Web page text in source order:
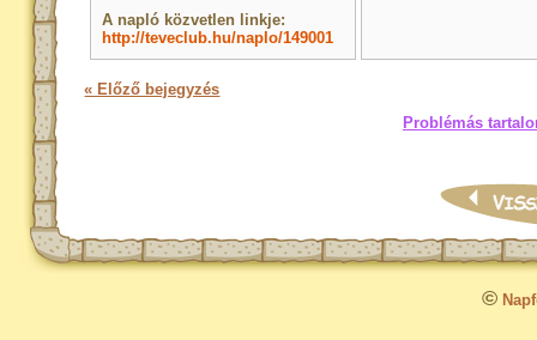
A napló közvetlen linkje:
http://teveclub.hu/naplo/149001
« Előző bejegyzés
Problémás
©